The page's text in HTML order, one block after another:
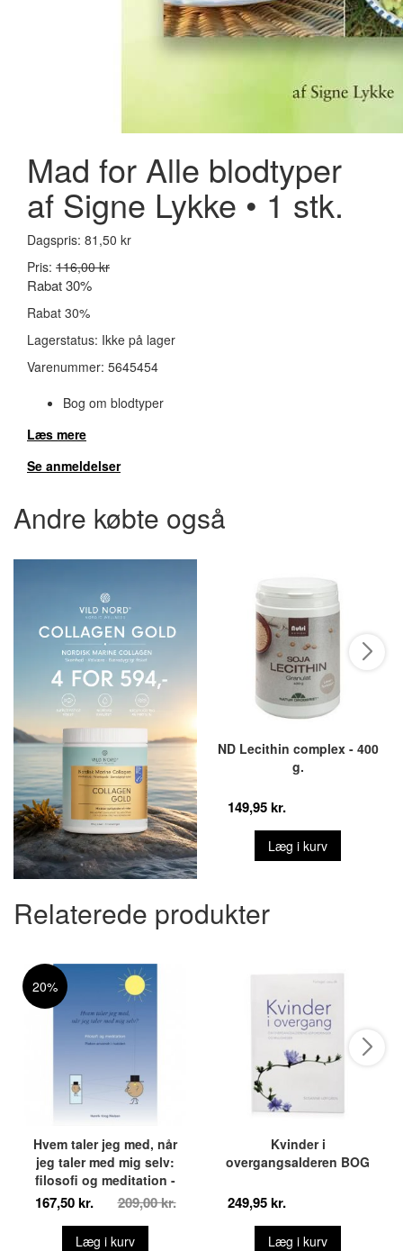
Mad for Alle blodtyper
af Signe Lykke • 1 stk.
Dagspris: 81,50 kr
Pris: 116,00 kr
Rabat 30%
Rabat 30%
Lagerstatus: Ikke på lager
Varenummer: 5645454
Bog om blodtyper
Læs mere
Se anmeldelser
Andre købte også
ND Lecithin complex - 400
g.
149,95 kr.
Læg i kurv
Relaterede produkter
20%
Hvem taler jeg med, når
jeg taler med mig selv:
filosofi og meditation -
Platon anvendt i nutiden
Af: Henrik Krog Nielsen • 1
stk.X
167,50 kr. 209,00 kr.
Læg i kurv
Kvinder i
overgangsalderen BOG
249,95 kr.
Læg i kurv